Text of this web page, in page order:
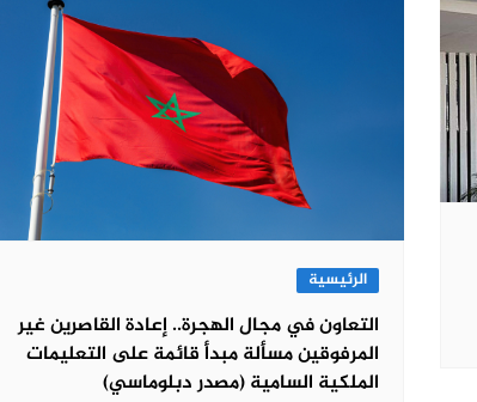
الرئيسية
التعاون في مجال الهجرة.. إعادة القاصرين غير
المرفوقين مسألة مبدأ قائمة على التعليمات
الملكية السامية (مصدر دبلوماسي)